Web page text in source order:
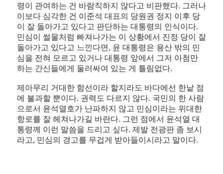
령이 관여하는 건 바람직하지 않다고 비판했다. 그러나
이보다 심각한 건 이준석 대표의 당원권 정지 이후 당
이 잘 돌아가고 있다고 판단하는 대통령의 인식이다.
민심이 썰물처럼 빠져나가는 이 상황에서 진정 당이 잘
돌아가고 있다고 느낀다면, 윤 대통령은 용산 밖의 민
심을 전혀 모르고 있거나 대통령 앞에서 그저 아첨만
하는 간신들에게 둘러싸여 있는 게 틀림없다.
제아무리 거대한 함선이라 할지라도 바다에선 한낱 점
에 불과할 뿐이다. 권력도 다르지 않다. 국민의 한 사람
으로서 윤석열호가 난파하지 않고 민심이라는 위대한
항로를 잘 헤쳐나가길 바란다. 그런 점에서 윤석열 대
통령께 이런 말씀을 드리고 싶다. 제발 전광판 좀 보시
라고, 민심의 경고를 무겁게 받아들이시라고 말이다.